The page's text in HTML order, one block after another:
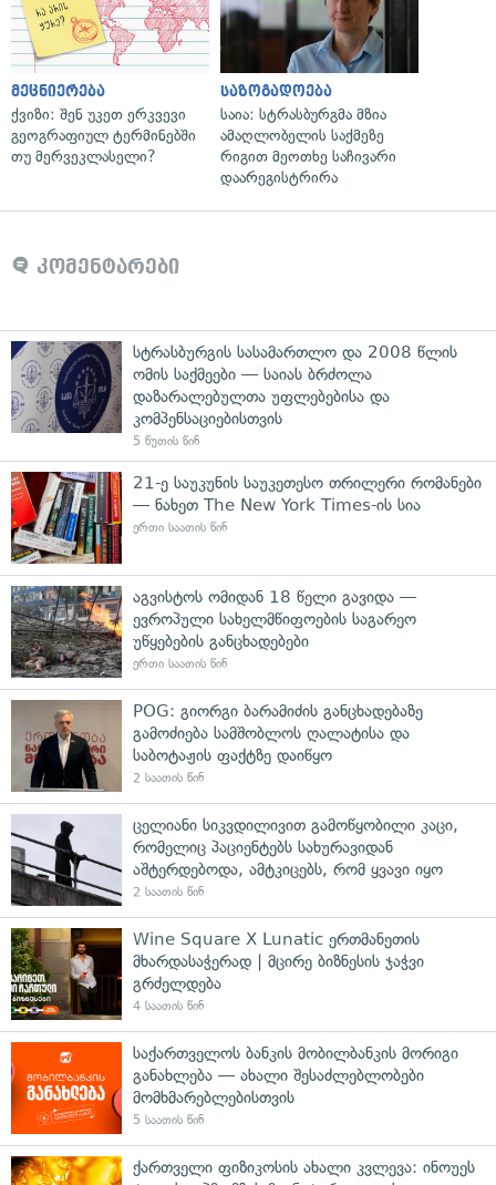
მეცნიერება
ქვიზი: შენ უკეთ ერკვევი
გეოგრაფიულ ტერმინებში
თუ მერვეკლასელი?
საზოგადოება
საია: სტრასბურგმა მზია
ამაღლობელის საქმეზე
რიგით მეოთხე საჩივარი
დაარეგისტრირა
კომენტარები
სტრასბურგის სასამართლო და 2008 წლის
ომის საქმეები — საიას ბრძოლა
დაზარალებულთა უფლებებისა და
კომპენსაციებისთვის
5 წუთის წინ
21-ე საუკუნის საუკეთესო თრილერი რომანები
— ნახეთ The New York Times-ის სია
ერთი საათის წინ
აგვისტოს ომიდან 18 წელი გავიდა —
ევროპული სახელმწიფოების საგარეო
უწყებების განცხადებები
ერთი საათის წინ
POG: გიორგი ბარამიძის განცხადებაზე
გამოძიება სამშობლოს ღალატისა და
საბოტაჟის ფაქტზე დაიწყო
2 საათის წინ
ცელიანი სიკვდილივით გამოწყობილი კაცი,
რომელიც პაციენტებს სახურავიდან
აშტერდებოდა, ამტკიცებს, რომ ყვავი იყო
2 საათის წინ
Wine Square X Lunatic ერთმანეთის
მხარდასაჭერად | მცირე ბიზნესის ჯაჭვი
გრძელდება
4 საათის წინ
საქართველოს ბანკის მობილბანკის მორიგი
განახლება — ახალი შესაძლებლობები
მომხმარებლებისთვის
5 საათის წინ
ქართველი ფიზიკოსის ახალი კვლევა: ინოუეს